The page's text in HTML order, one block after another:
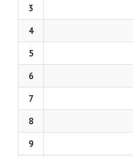
3
4
5
6
7
8
9